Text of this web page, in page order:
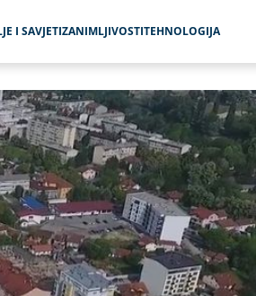
I SAVJETIZANIMLJIVOSTITEHNOLOGIJA